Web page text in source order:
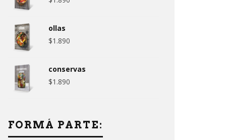
ollas
$1.890
conservas
$1.890
FORMÁ PARTE: